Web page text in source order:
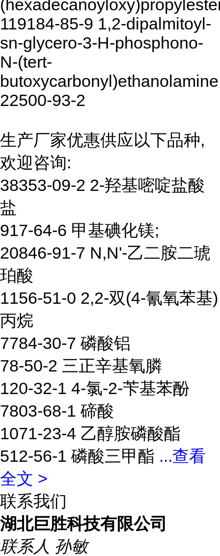
119184-85-9 1,2-dipalmitoyl-
sn-glycero-3-H-phosphono-
N-(tert-
butoxycarbonyl)ethanolamine
22500-93-2
生产厂家优惠供应以下品种,
欢迎咨询:
38353-09-2 2-羟基嘧啶盐酸
盐
917-64-6 甲基碘化镁;
20846-91-7 N,N'-乙二胺二琥
珀酸
1156-51-0 2,2-双(4-氰氧苯基)
丙烷
7784-30-7 磷酸铝
78-50-2 三正辛基氧膦
120-32-1 4-氯-2-苄基苯酚
7803-68-1 碲酸
1071-23-4 乙醇胺磷酸酯
512-56-1 磷酸三甲酯 ...查看
全文 >
联系我们
湖北巨胜科技有限公司
联系人 孙敏